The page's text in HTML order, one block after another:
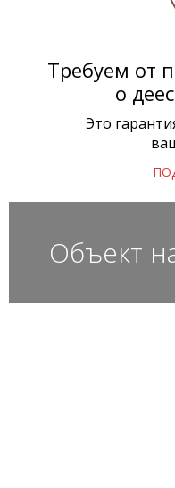
Требуем от
о
Это
Объект